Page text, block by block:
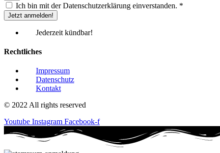
Ich bin mit der Datenschutzerklärung einverstanden. *
Jetzt anmelden!
Jederzeit kündbar!
Rechtliches
Impressum
Datenschutz
Kontakt
© 2022 All rights reserved
Youtube Instagram Facebook-f